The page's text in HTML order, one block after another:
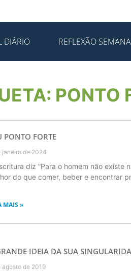
DIÁRIO REFLEXÃO
PONTO
PONTO FORTE
janeiro de 2024
diz “Para o homem não existe
do que comer, beber e encontrar
MAIS »
IDEIA DA SUA
agosto de 2019